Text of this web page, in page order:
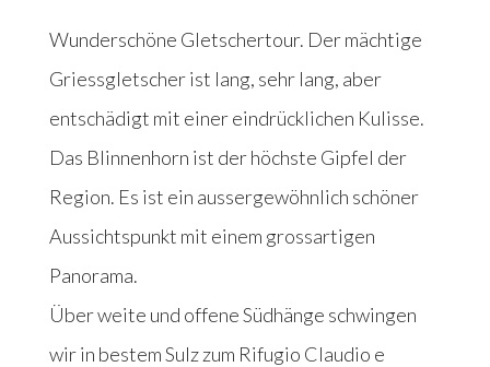
Wunderschöne Gletschertour. Der mächtige
Griessgletscher ist lang, sehr lang, aber
entschädigt mit einer eindrücklichen Kulisse.
Das Blinnenhorn ist der höchste Gipfel der
Region. Es ist ein aussergewöhnlich schöner
Aussichtspunkt mit einem grossartigen
Panorama.
Über weite und offene Südhänge schwingen
wir in bestem Sulz zum Rifugio Claudio e